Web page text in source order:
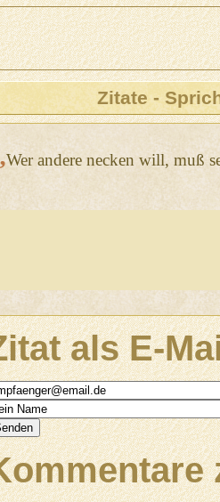
Zitate -
Wer andere necken will, muß
als E-